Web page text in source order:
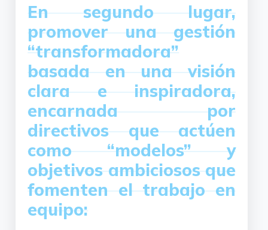
En segundo lugar,
promover una gestión
“transformadora”
basada en una visión
clara e inspiradora,
encarnada por
directivos que actúen
como “modelos” y
objetivos ambiciosos que
fomenten el trabajo en
equipo: